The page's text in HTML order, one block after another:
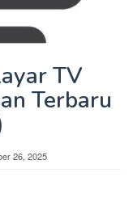
TV
Terbaru
26, 2025